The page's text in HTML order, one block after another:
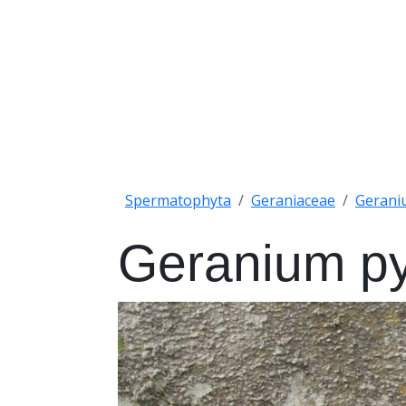
Spermatophyta Geraniaceae
Geranium